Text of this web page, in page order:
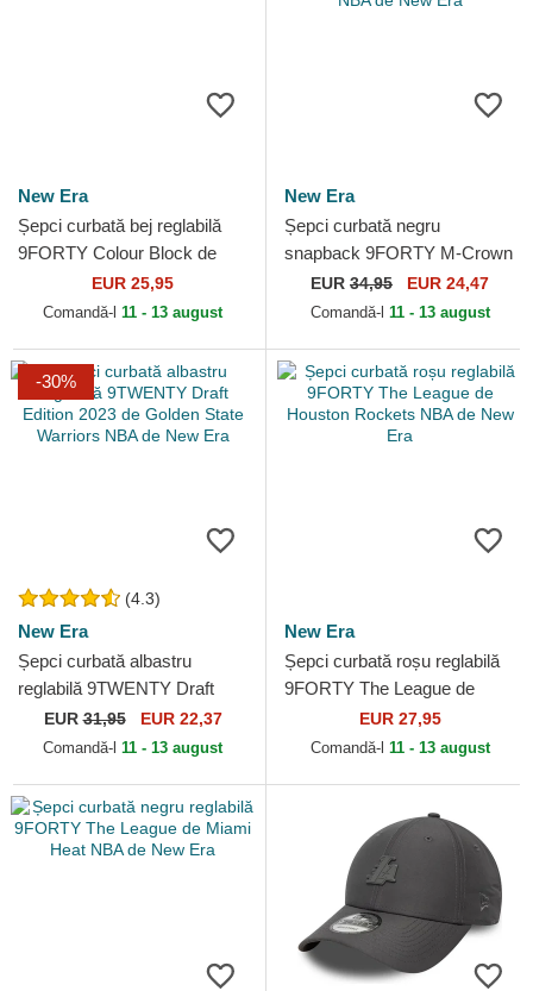
New Era
Șepci curbată bej reglabilă
9FORTY Colour Block de
Chicago Bulls NBA de New
Era
EUR 25,95
Comandă-l 11 - 13 august
New Era
Șepci curbată negru
snapback 9FORTY M-Crown
Draft 2025 de Chicago Bulls
NBA de New Era
EUR 34,95 EUR 24,47
Comandă-l 11 - 13 august
-30%
(4.3)
New Era
Șepci curbată albastru
reglabilă 9TWENTY Draft
Edition 2023 de Golden State
Warriors NBA de New Era
EUR31,95 EUR 22,37
Comandă-l 11 - 13 august
New Era
Șepci curbată roșu reglabilă
9FORTY The League de
Houston Rockets NBA de
New Era
EUR 27,95
Comandă-l 11 - 13 august